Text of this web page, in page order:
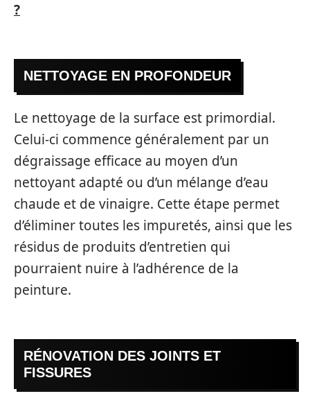
?
NETTOYAGE EN PROFONDEUR
Le nettoyage de la surface est primordial.
Celui-ci commence généralement par un
dégraissage efficace au moyen d’un
nettoyant adapté ou d’un mélange d’eau
chaude et de vinaigre. Cette étape permet
d’éliminer toutes les impuretés, ainsi que les
résidus de produits d’entretien qui
pourraient nuire à l’adhérence de la
peinture.
RÉNOVATION DES JOINTS ET
FISSURES